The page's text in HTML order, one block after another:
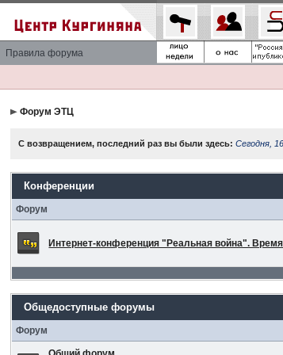
Правила форума
Форум ЭТЦ
С возвращением, последний раз вы были здесь:Сегодня,
Конференции
Форум
Интернет-конференция "Реальная война".
Общедоступные форумы
Форум